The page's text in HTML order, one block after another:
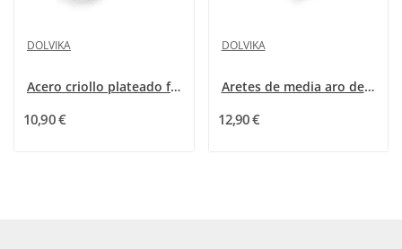
DOLVIKA
Acero criollo plateado fantasía
10,90 €
DOLVIKA
Aretes de media aro de acero plateado con...
12,90 €